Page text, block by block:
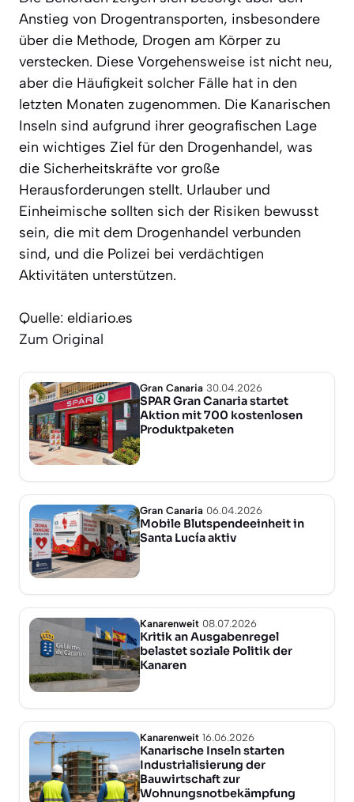
Anstieg von Drogentransporten, insbesondere
über die Methode, Drogen am Körper zu
verstecken. Diese Vorgehensweise ist nicht neu,
aber die Häufigkeit solcher Fälle hat in den
letzten Monaten zugenommen. Die Kanarischen
Inseln sind aufgrund ihrer geografischen Lage
ein wichtiges Ziel für den Drogenhandel, was
die Sicherheitskräfte vor große
Herausforderungen stellt. Urlauber und
Einheimische sollten sich der Risiken bewusst
sein, die mit dem Drogenhandel verbunden
sind, und die Polizei bei verdächtigen
Aktivitäten unterstützen.
Quelle: eldiario.es
Zum Original
Gran Canaria 30.04.2026
SPAR Gran Canaria startet
Aktion mit 700 kostenlosen
Produktpaketen
Gran Canaria 06.04.2026
Mobile Blutspendeeinheit in
Santa Lucía aktiv
Kanarenweit 08.07.2026
Kritik an Ausgabenregel
belastet soziale Politik der
Kanaren
Kanarenweit 16.06.2026
Kanarische Inseln starten
Industrialisierung der
Bauwirtschaft zur
Wohnungsnotbekämpfung